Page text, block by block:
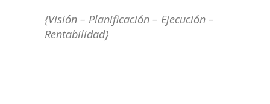
{Visión – Planificación – Ejecución –
Rentabilidad}